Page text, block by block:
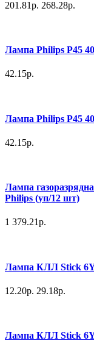
201.81р. 268.28р.
Лампа Philips P45
42.15р.
Лампа Philips P45
42.15р.
Лампа
Philips (уп/12 шт)
1 379.21р.
Лампа КЛЛ Stick 6Y
12.20р. 29.18р.
Лампа КЛЛ Stick 6Y